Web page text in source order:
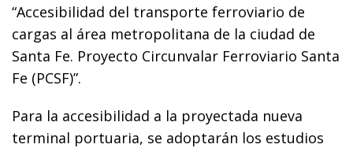
“Accesibilidad del transporte ferroviario de
cargas al área metropolitana de la ciudad de
Santa Fe. Proyecto Circunvalar Ferroviario Santa
Fe (PCSF)”.
Para la accesibilidad a la proyectada nueva
terminal portuaria, se adoptarán los estudios